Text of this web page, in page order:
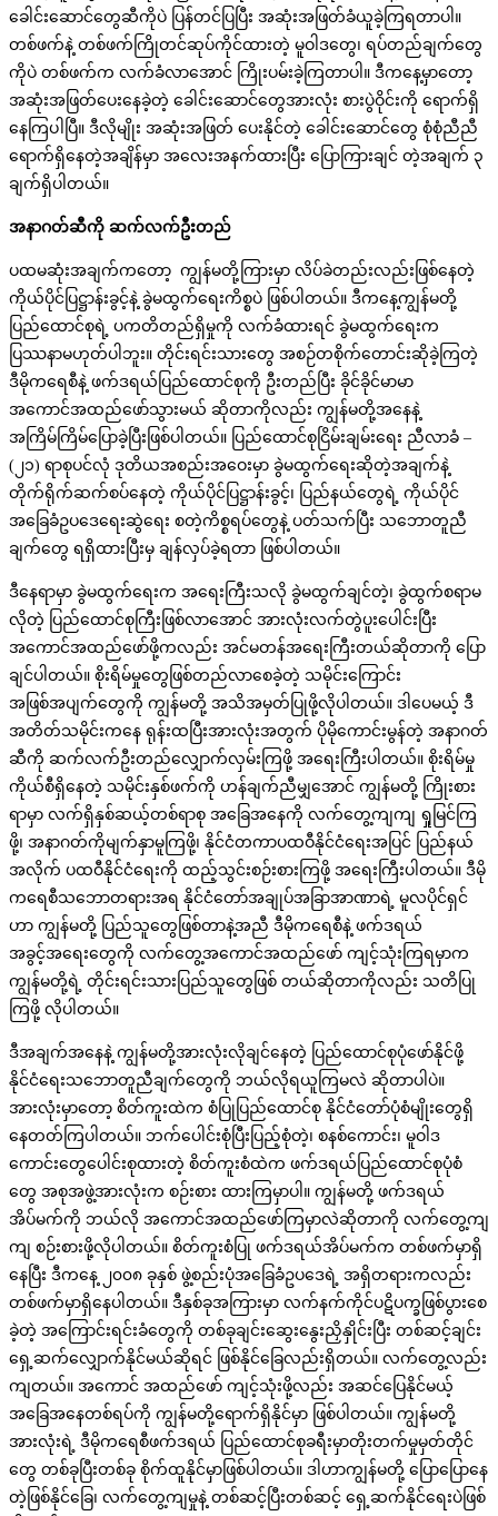
ခေါင်းဆောင်တွေဆီကိုပဲ ပြန်တင်ပြပြီး အဆုံးအဖြတ်ခံယူခဲ့ကြရတာပါ။
တစ်ဖက်နဲ့ တစ်ဖက်ကြိုတင်ဆုပ်ကိုင်ထားတဲ့ မူဝါဒတွေ၊ ရပ်တည်ချက်တွေ
ကိုပဲ တစ်ဖက်က လက်ခံလာအောင် ကြိုးပမ်းခဲ့ကြတာပါ။ ဒီကနေ့မှာတော့
အဆုံးအဖြတ်ပေးနေခဲ့တဲ့ ခေါင်းဆောင်တွေအားလုံး စားပွဲဝိုင်းကို ရောက်ရှိ
နေကြပါပြီ။ ဒီလိုမျိုး အဆုံးအဖြတ် ပေးနိုင်တဲ့ ခေါင်းဆောင်တွေ စုံစုံညီညီ
ရောက်ရှိနေတဲ့အချိန်မှာ အလေးအနက်ထားပြီး ပြောကြားချင် တဲ့အချက် ၃
ချက်ရှိပါတယ်။
အနာဂတ်ဆီကို ဆက်လက်ဦးတည်
ပထမဆုံးအချက်ကတော့ ကျွန်မတို့ကြားမှာ လိပ်ခဲတည်းလည်းဖြစ်နေတဲ့
ကိုယ်ပိုင်ပြဋ္ဌာန်းခွင့်နဲ့ ခွဲမထွက်ရေးကိစ္စပဲ ဖြစ်ပါတယ်။ ဒီကနေ့ကျွန်မတို့
ပြည်ထောင်စုရဲ့ ပကတိတည်ရှိမှုကို လက်ခံထားရင် ခွဲမထွက်ရေးက
ပြဿနာမဟုတ်ပါဘူး။ တိုင်းရင်းသားတွေ အစဉ်တစိုက်တောင်းဆိုခဲ့ကြတဲ့
ဒီမိုကရေစီနဲ့ ဖက်ဒရယ်ပြည်ထောင်စုကို ဦးတည်ပြီး ခိုင်ခိုင်မာမာ
အကောင်အထည်ဖော်သွားမယ် ဆိုတာကိုလည်း ကျွန်မတို့အနေနဲ့
အကြိမ်ကြိမ်ပြောခဲ့ပြီးဖြစ်ပါတယ်။ ပြည်ထောင်စုငြိမ်းချမ်းရေး ညီလာခံ –
(၂၁) ရာစုပင်လုံ ဒုတိယအစည်းအဝေးမှာ ခွဲမထွက်ရေးဆိုတဲ့အချက်နဲ့
တိုက်ရိုက်ဆက်စပ်နေတဲ့ ကိုယ်ပိုင်ပြဋ္ဌာန်းခွင့်၊ ပြည်နယ်တွေရဲ့ ကိုယ်ပိုင်
အခြေခံဥပဒေရေးဆွဲရေး စတဲ့ကိစ္စရပ်တွေနဲ့ ပတ်သက်ပြီး သဘောတူညီ
ချက်တွေ ရရှိထားပြီးမှ ချန်လှပ်ခဲ့ရတာ ဖြစ်ပါတယ်။
ဒီနေရာမှာ ခွဲမထွက်ရေးက အရေးကြီးသလို ခွဲမထွက်ချင်တဲ့၊ ခွဲထွက်စရာမ
လိုတဲ့ ပြည်ထောင်စုကြီးဖြစ်လာအောင် အားလုံးလက်တွဲပူးပေါင်းပြီး
အကောင်အထည်ဖော်ဖို့ကလည်း အင်မတန်အရေးကြီးတယ်ဆိုတာကို ပြော
ချင်ပါတယ်။ စိုးရိမ်မှုတွေဖြစ်တည်လာစေခဲ့တဲ့ သမိုင်းကြောင်း
အဖြစ်အပျက်တွေကို ကျွန်မတို့ အသိအမှတ်ပြုဖို့လိုပါတယ်။ ဒါပေမယ့် ဒီ
အတိတ်သမိုင်းကနေ ရုန်းထပြီးအားလုံးအတွက် ပိုမိုကောင်းမွန်တဲ့ အနာဂတ်
ဆီကို ဆက်လက်ဦးတည်လျှောက်လှမ်းကြဖို့ အရေးကြီးပါတယ်။ စိုးရိမ်မှု
ကိုယ်စီရှိနေတဲ့ သမိုင်းနှစ်ဖက်ကို ဟန်ချက်ညီမျှအောင် ကျွန်မတို့ ကြိုးစား
ရာမှာ လက်ရှိနှစ်ဆယ့်တစ်ရာစု အခြေအနေကို လက်တွေ့ကျကျ ရှုမြင်ကြ
ဖို့၊ အနာဂတ်ကိုမျက်နှာမူကြဖို့၊ နိုင်ငံတကာပထဝီနိုင်ငံရေးအပြင် ပြည်နယ်
အလိုက် ပထဝီနိုင်ငံရေးကို ထည့်သွင်းစဉ်းစားကြဖို့ အရေးကြီးပါတယ်။ ဒီမို
ကရေစီသဘောတရားအရ နိုင်ငံတော်အချုပ်အခြာအာဏာရဲ့ မူလပိုင်ရှင်
ဟာ ကျွန်မတို့ ပြည်သူတွေဖြစ်တာနဲ့အညီ ဒီမိုကရေစီနဲ့ ဖက်ဒရယ်
အခွင့်အရေးတွေကို လက်တွေ့အကောင်အထည်ဖော် ကျင့်သုံးကြရမှာက
ကျွန်မတို့ရဲ့ တိုင်းရင်းသားပြည်သူတွေဖြစ် တယ်ဆိုတာကိုလည်း သတိပြု
ကြဖို့ လိုပါတယ်။
ဒီအချက်အနေနဲ့ ကျွန်မတို့အားလုံးလိုချင်နေတဲ့ ပြည်ထောင်စုပုံဖော်နိုင်ဖို့
နိုင်ငံရေးသဘောတူညီချက်တွေကို ဘယ်လိုရယူကြမလဲ ဆိုတာပါပဲ။
အားလုံးမှာတော့ စိတ်ကူးထဲက စံပြုပြည်ထောင်စု နိုင်ငံတော်ပုံစံမျိုးတွေရှိ
နေတတ်ကြပါတယ်။ ဘက်ပေါင်းစုံပြီးပြည့်စုံတဲ့၊ စနစ်ကောင်း၊ မူဝါဒ
ကောင်းတွေပေါင်းစုထားတဲ့ စိတ်ကူးစံထဲက ဖက်ဒရယ်ပြည်ထောင်စုပုံစံ
တွေ အစုအဖွဲ့အားလုံးက စဉ်းစား ထားကြမှာပါ။ ကျွန်မတို့ ဖက်ဒရယ်
အိပ်မက်ကို ဘယ်လို အကောင်အထည်ဖော်ကြမှာလဲဆိုတာကို လက်တွေ့ကျ
ကျ စဉ်းစားဖို့လိုပါတယ်။ စိတ်ကူးစံပြု ဖက်ဒရယ်အိပ်မက်က တစ်ဖက်မှာရှိ
နေပြီး ဒီကနေ့ ၂၀၀၈ ခုနှစ် ဖွဲ့စည်းပုံအခြေခံဥပဒေရဲ့ အရှိတရားကလည်း
တစ်ဖက်မှာရှိနေပါတယ်။ ဒီနှစ်ခုအကြားမှာ လက်နက်ကိုင်ပဋိပက္ခဖြစ်ပွားစေ
ခဲ့တဲ့ အကြောင်းရင်းခံတွေကို တစ်ခုချင်းဆွေးနွေးညှိနှိုင်းပြီး တစ်ဆင့်ချင်း
ရှေ့ဆက်လျှောက်နိုင်မယ်ဆိုရင် ဖြစ်နိုင်ခြေလည်းရှိတယ်။ လက်တွေ့လည်း
ကျတယ်။ အကောင် အထည်ဖော် ကျင့်သုံးဖို့လည်း အဆင်ပြေနိုင်မယ့်
အခြေအနေတစ်ရပ်ကို ကျွန်မတို့ရောက်ရှိနိုင်မှာ ဖြစ်ပါတယ်။ ကျွန်မတို့
အားလုံးရဲ့ ဒီမိုကရေစီဖက်ဒရယ် ပြည်ထောင်စုခရီးမှာတိုးတက်မှုမှတ်တိုင်
တွေ တစ်ခုပြီးတစ်ခု စိုက်ထူနိုင်မှာဖြစ်ပါတယ်။ ဒါဟာကျွန်မတို့ ပြောပြောနေ
တဲ့ဖြစ်နိုင်ခြေ၊ လက်တွေ့ကျမှုနဲ့ တစ်ဆင့်ပြီးတစ်ဆင့် ရှေ့ဆက်နိုင်ရေးပဲဖြစ်